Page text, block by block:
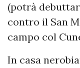
(potrà
contro il San
campo col
In casa